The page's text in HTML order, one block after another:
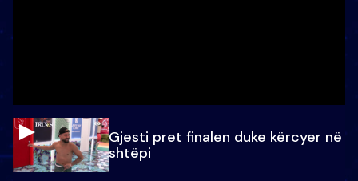
Gjesti pret finalen duke kërcyer në
shtëpi